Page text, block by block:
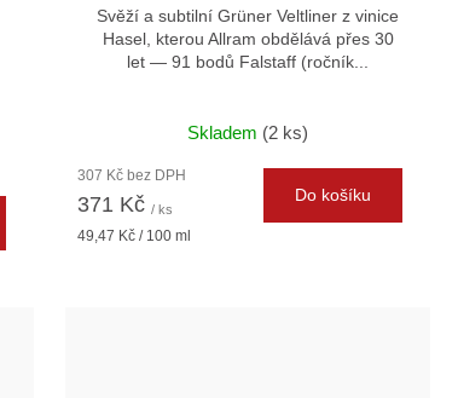
Svěží a subtilní Grüner Veltliner z vinice
Hasel, kterou Allram obdělává přes 30
let — 91 bodů Falstaff (ročník...
Skladem (2 ks)
307 Kč bez DPH
371 Kč / ks
Měrná
49,47 Kč / 100 ml
Do košíku